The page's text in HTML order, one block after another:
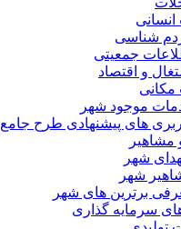
انسانی
شناسی
جمعیتی
و اقتصاد
مکانی
موجود شهر
های پیشنهادی طرح جامع
مشاهیر
شهر
شهر
برترین های شهر
سرمایه گذاری